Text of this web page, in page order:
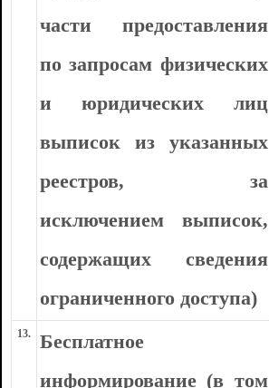
части предоставления
по запросам физических
и юридических лиц
выписок из указанных
реестров, за
исключением выписок,
содержащих сведения
ограниченного доступа)
13.
Бесплатное
информирование (в том